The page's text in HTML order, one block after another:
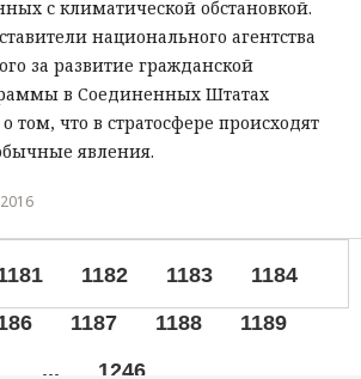
с климатической обстановкой.
национального агентства
за развитие гражданской
в Соединенных Штатах
том, что в стратосфере происходят
явления.
1182 1183
1184
1187 1188
1189
...
1246